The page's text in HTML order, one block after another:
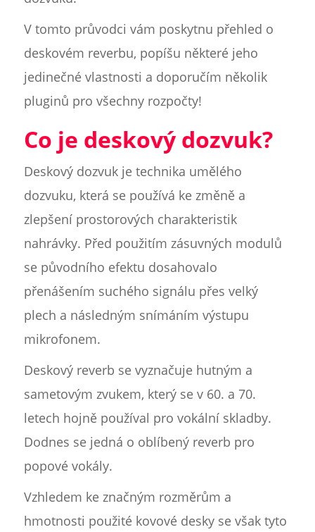
V tomto průvodci vám poskytnu přehled o
deskovém reverbu, popíšu některé jeho
jedinečné vlastnosti a doporučím několik
pluginů pro všechny rozpočty!
Co je deskový dozvuk?
Deskový dozvuk je technika umělého
dozvuku, která se používá ke změně a
zlepšení prostorových charakteristik
nahrávky. Před použitím zásuvných modulů
se původního efektu dosahovalo
přenášením suchého signálu přes velký
plech a následným snímáním výstupu
mikrofonem.
Deskový reverb se vyznačuje hutným a
sametovým zvukem, který se v 60. a 70.
letech hojně používal pro vokální skladby.
Dodnes se jedná o oblíbený reverb pro
popové vokály.
Vzhledem ke značným rozměrům a
hmotnosti použité kovové desky se však tyto